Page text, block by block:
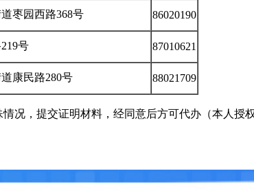
枣园西路368号 86020190
号 87010621
康民路280号 88021709
况，提交证明材料，经同意后方可代办（本人